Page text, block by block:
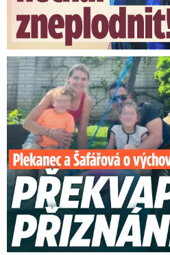
Plekanec a Šafářová o výchově